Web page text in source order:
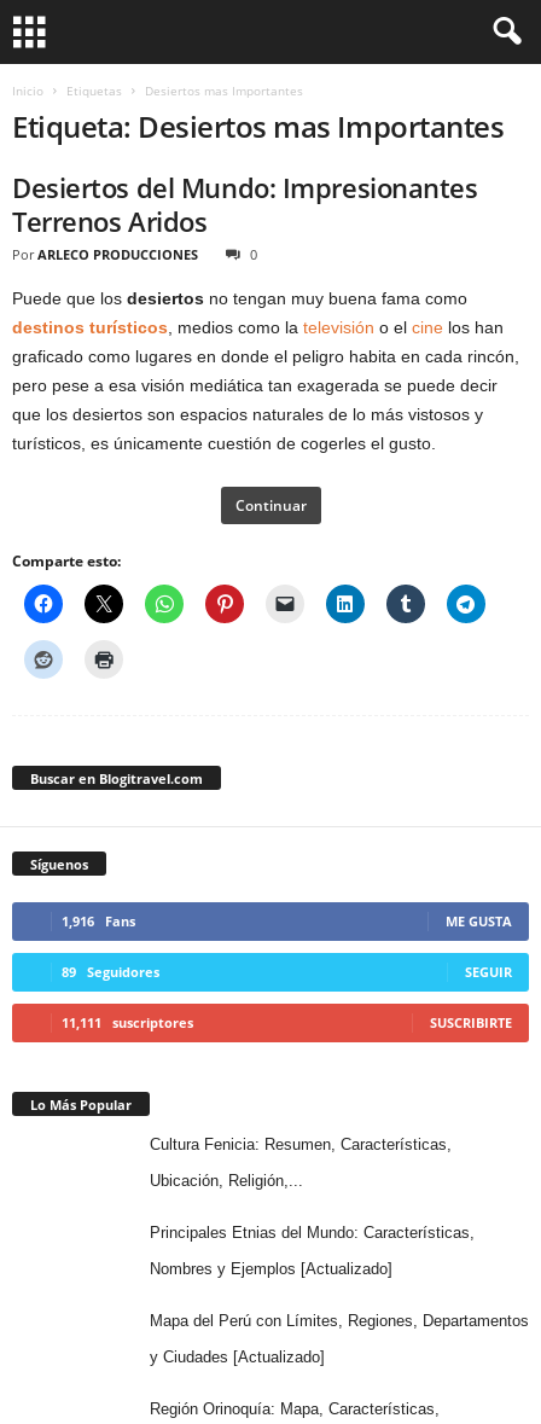
Inicio Etiquetas Desiertos mas Importantes
Etiqueta: Desiertos mas Importantes
Desiertos del Mundo: Impresionantes
Terrenos Aridos
Por ARLECO PRODUCCIONES 0
Puede que los desiertos no tengan muy buena fama como
destinos turísticos , medios como la televisión o el cine los han
graficado como lugares en donde el peligro habita en cada rincón,
pero pese a esa visión mediática tan exagerada se puede decir
que los desiertos son espacios naturales de lo más vistosos y
turísticos, es únicamente cuestión de cogerles el gusto.
Continuar
Comparte esto:
Buscar en Blogitravel.com
Síguenos
1,916 Fans ME GUSTA
89 Seguidores SEGUIR
11,111 suscriptores SUSCRIBIRTE
Lo Más Popular
Cultura Fenicia: Resumen, Características,
Ubicación, Religión,...
Principales Etnias del Mundo: Características,
Nombres y Ejemplos [Actualizado]
Mapa del Perú con Límites, Regiones, Departamentos
y Ciudades [Actualizado]
Región Orinoquía: Mapa, Características,